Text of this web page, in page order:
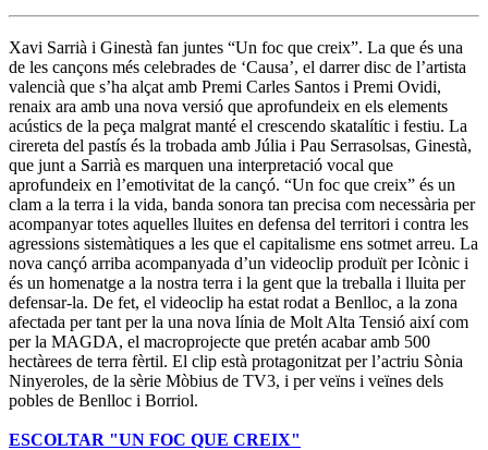
Xavi Sarrià i Ginestà fan juntes “Un foc que creix”. La que és una
de les cançons més celebrades de ‘Causa’, el darrer disc de l’artista
valencià que s’ha alçat amb Premi Carles Santos i Premi Ovidi,
renaix ara amb una nova versió que aprofundeix en els elements
acústics de la peça malgrat manté el crescendo skatalític i festiu. La
cirereta del pastís és la trobada amb Júlia i Pau Serrasolsas, Ginestà,
que junt a Sarrià es marquen una interpretació vocal que
aprofundeix en l’emotivitat de la cançó. “Un foc que creix” és un
clam a la terra i la vida, banda sonora tan precisa com necessària per
acompanyar totes aquelles lluites en defensa del territori i contra les
agressions sistemàtiques a les que el capitalisme ens sotmet arreu. La
nova cançó arriba acompanyada d’un videoclip produït per Icònic i
és un homenatge a la nostra terra i la gent que la treballa i lluita per
defensar-la. De fet, el videoclip ha estat rodat a Benlloc, a la zona
afectada per tant per la una nova línia de Molt Alta Tensió així com
per la MAGDA, el macroprojecte que pretén acabar amb 500
hectàrees de terra fèrtil. El clip està protagonitzat per l’actriu Sònia
Ninyeroles, de la sèrie Mòbius de TV3, i per veïns i veïnes dels
pobles de Benlloc i Borriol.
ESCOLTAR "UN FOC QUE CREIX"